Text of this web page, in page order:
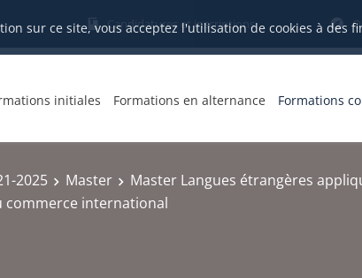
sur ce site, vous acceptez l'utilisation de cookies à des
Candidatures et inscriptions
initiales Formations en alternance Formations
2025 Master Master Langues étrangères
commerce international